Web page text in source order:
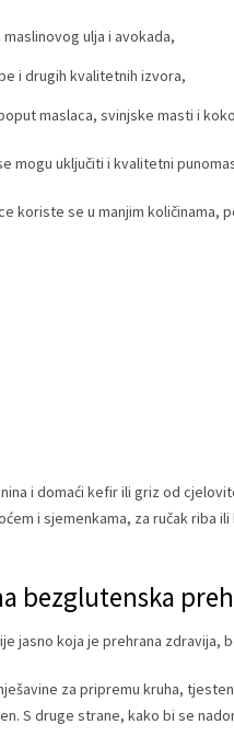
ulja i avokada,
i drugih kvalitetnih izvora,
maslaca, svinjske masti i
mogu uključiti i kvalitetni
koriste se u manjim količinama,
i domaći kefir ili griz od
i sjemenkama, za ručak riba
bezglutenska
jasno koja je prehrana zdravija,
za pripremu kruha,
S druge strane, kako bi se